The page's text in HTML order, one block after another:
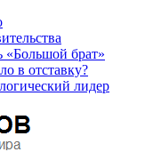
«Большой брат»
в отставку?
лидер